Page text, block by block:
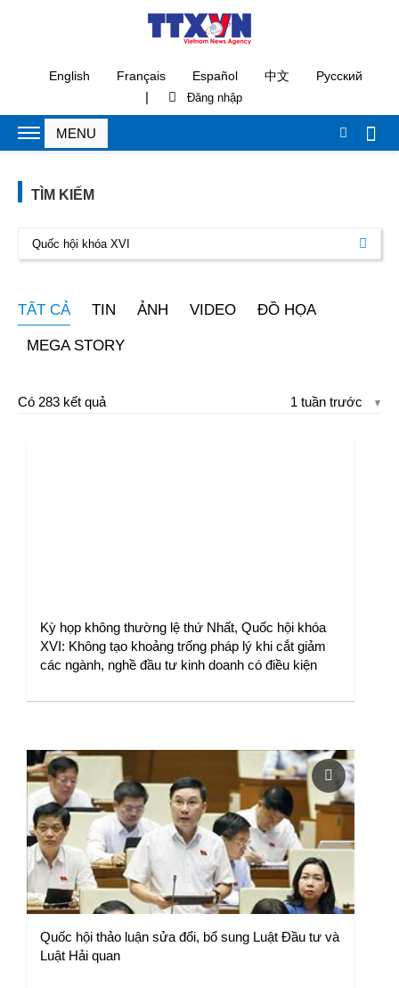
English Français Español 中文 Русский
|
TÌM KIẾM
TẤT CẢ TIN ẢNH VIDEO ĐỒ HỌA
MEGA STORY
Có 283 kết quả 1 tuần trước
Kỳ họp không thường lệ thứ Nhất, Quốc hội khóa
XVI: Không tạo khoảng trống pháp lý khi cắt giảm
các ngành, nghề đầu tư kinh doanh có điều kiện
Quốc hội thảo luận sửa đổi, bổ sung Luật Đầu tư và
Luật Hải quan